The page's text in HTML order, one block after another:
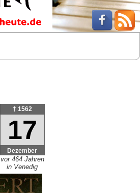
† 1562
17
Dezember
vor 464 Jahren
in Venedig